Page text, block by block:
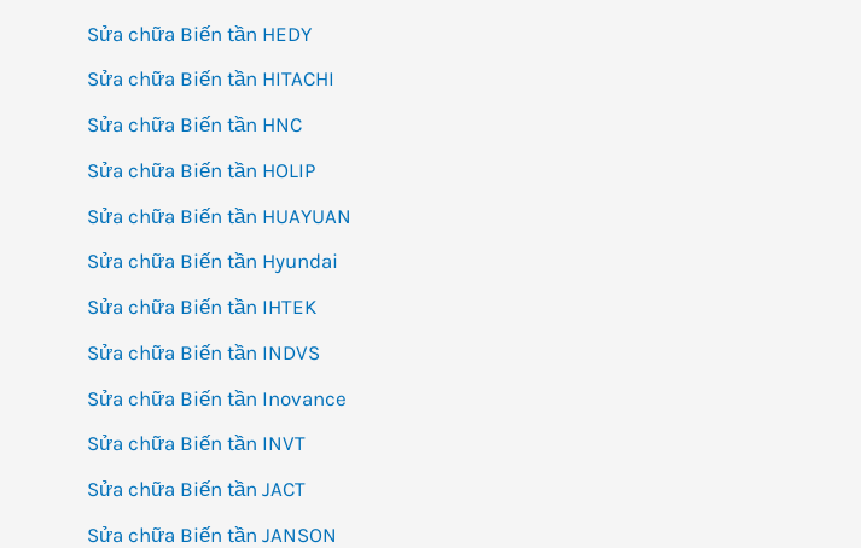
Sửa chữa Biến tần HEDY
Sửa chữa Biến tần HITACHI
Sửa chữa Biến tần HNC
Sửa chữa Biến tần HOLIP
Sửa chữa Biến tần HUAYUAN
Sửa chữa Biến tần Hyundai
Sửa chữa Biến tần IHTEK
Sửa chữa Biến tần INDVS
Sửa chữa Biến tần Inovance
Sửa chữa Biến tần INVT
Sửa chữa Biến tần JACT
Sửa chữa Biến tần JANSON